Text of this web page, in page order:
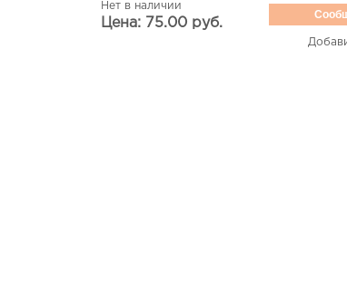
Нет в наличии
Цена: 75.00 руб.